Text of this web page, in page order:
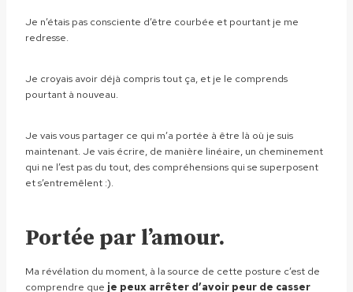
Je n’étais pas consciente d’être courbée et pourtant je me
redresse.
Je croyais avoir déjà compris tout ça, et je le comprends
pourtant à nouveau.
Je vais vous partager ce qui m’a portée à être là où je suis
maintenant. Je vais écrire, de manière linéaire, un cheminement
qui ne l’est pas du tout, des compréhensions qui se superposent
et s’entremêlent :).
Portée par l’amour.
Ma révélation du moment, à la source de cette posture c’est de
comprendre que je peux arrêter d’avoir peur de casser